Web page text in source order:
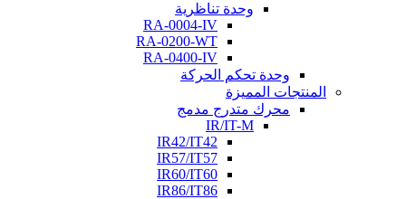
وحدة تناظرية
RA-0004-IV
RA-0200-WT
RA-0400-IV
وحدة تحكم الحركة
المنتجات المميزة
محرك متدرج مدمج
IR/IT-M
IR42/IT42
IR57/IT57
IR60/IT60
IR86/IT86